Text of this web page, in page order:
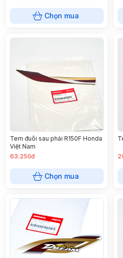
Chọn mua
Tem đuôi sau phải R150F Honda
Việt Nam
63.250đ
Chọn mua